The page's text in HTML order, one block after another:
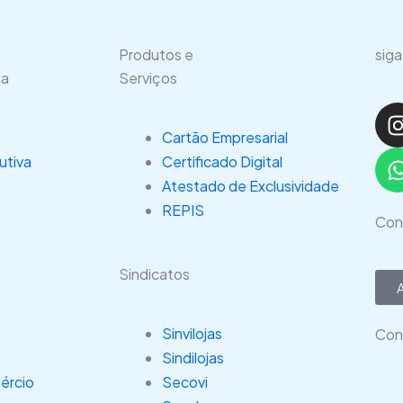
Produtos e
Serviços
Cartão Empresarial
Certificado Digital
Atestado de Exclusividade
REPIS
Sindicatos
Sinvilojas
Sindilojas
Secovi
I
a
s